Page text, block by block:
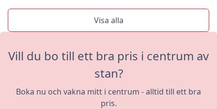
Visa alla
Vill du bo till ett bra pris i centrum av
stan?
Boka nu och vakna mitt i centrum - alltid till ett bra
pris.